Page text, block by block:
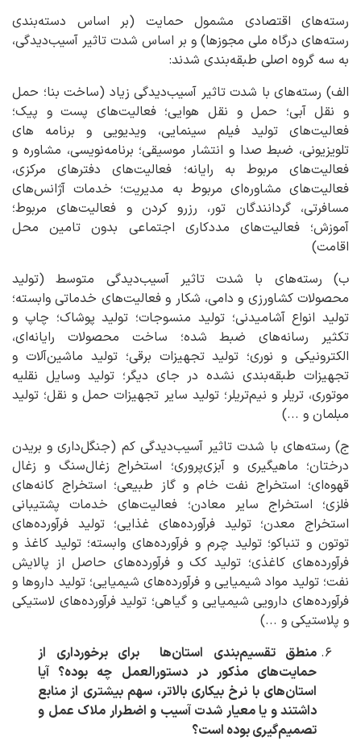
رسته‌های اقتصادی مشمول حمایت (بر اساس دسته‌بندی
رسته‌های درگاه ملی مجوزها) و بر اساس شدت تاثیر آسیب‌دیدگی،
به سه گروه اصلی طبقه‌بندی شدند:
الف) رسته‌های با شدت تاثیر آسیب‌دیدگی زیاد (ساخت بنا؛ حمل
و نقل آبی؛ حمل و نقل هوایی؛ فعالیت‌های پست و پیک؛
فعالیت‌های تولید فیلم سینمایی، ویدیویی و برنامه های
تلویزیونی، ضبط صدا و انتشار موسیقی؛ برنامه‌نویسی، مشاوره و
فعالیت‌های مربوط به رایانه؛ فعالیت‌های دفترهای مرکزی،
فعالیت‌های مشاوره‌ای مربوط به مدیریت؛ خدمات آژانس‌های
مسافرتی، گردانندگان تور، رزرو کردن و فعالیت‌های مربوط؛
آموزش؛ فعالیت‌های مددکاری اجتماعی بدون تامین محل
اقامت)
ب) رسته‌های با شدت تاثیر آسیب‌دیدگی متوسط (تولید
محصولات کشاورزی و دامی، شکار و فعالیت‌های خدماتی وابسته؛
تولید انواع آشامیدنی؛ تولید منسوجات؛ تولید پوشاک؛ چاپ و
تکثیر رسانه‌های ضبط شده؛ ساخت محصولات رایانه‌ای،
الکترونیکی و نوری؛ تولید تجهیزات برقی؛ تولید ماشین‌آلات و
تجهیزات طبقه‌بندی نشده در جای دیگر؛ تولید وسایل نقلیه
موتوری، تریلر و نیم‌تریلر؛ تولید سایر تجهیزات حمل و نقل؛ تولید
مبلمان و ...)
ج) رسته‌های با شدت تاثیر آسیب‌دیدگی کم (جنگل‌داری و بریدن
درختان؛ ماهیگیری و آبزی‌پروری؛ استخراج زغال‌سنگ و زغال
قهوه‌ای؛ استخراج نفت خام و گاز طبیعی؛ استخراج کانه‌های
فلزی؛ استخراج سایر معادن؛ فعالیت‌های خدمات پشتیبانی
استخراج معدن؛ تولید فرآورده‌های غذایی؛ تولید فرآورده‌های
توتون و تنباکو؛ تولید چرم و فرآورده‌های وابسته؛ تولید کاغذ و
فرآورده‌های کاغذی؛ تولید کک و فرآورده‌های حاصل از پالایش
نفت؛ تولید مواد شیمیایی و فرآورده‌های شیمیایی؛ تولید داروها و
فرآورده‌های دارویی شیمیایی و گیاهی؛ تولید فرآورده‌های لاستیکی
و پلاستیکی و ...)
منطق تقسیم‌بندی استان‌ها برای برخورداری از
حمایت‌های مذکور در دستورالعمل چه بوده؟ آیا
استان‌های با نرخ بیکاری بالاتر، سهم بیشتری از منابع
داشتند و یا معیار شدت آسیب و اضطرار ملاک عمل و
تصمیم‌گیری بوده‌ است؟